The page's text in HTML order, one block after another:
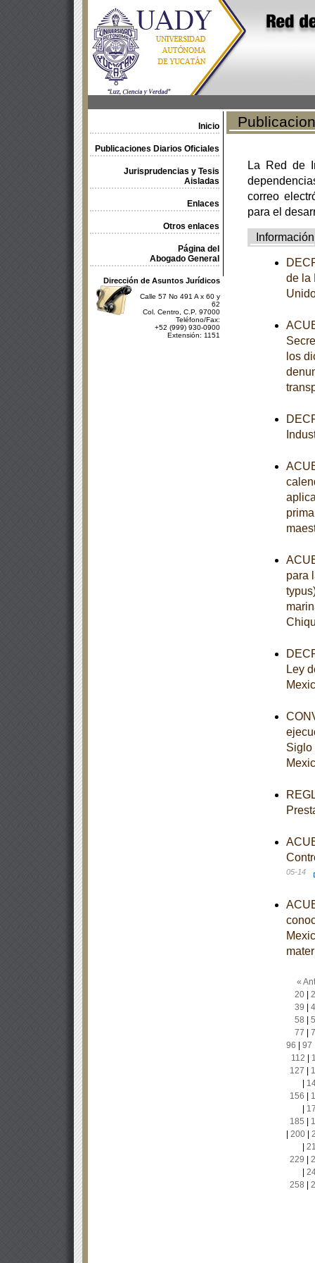
Inicio
Publicaciones Diarios Oficiales
Jurisprudencias y Tesis
Aisladas
Enlaces
Otros enlaces
Página del
Abogado General
Dirección de Asuntos Jurídicos
Calle 57 No 491 A x 60 y
62
Col. Centro, C.P. 97000
Teléfono/Fax:
+52 (999) 930-0900
Extensión: 1151
La Red de
correo
para el
Información
de la
los
para
Ley
Siglo
05-14
«
20|
39
58
77
96
97
112
127
156
185
200|
229
258